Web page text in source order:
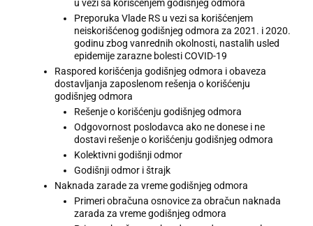
u vezi sa korišćenjem godišnjeg odmora
Preporuka Vlade RS u vezi sa korišćenjem
neiskorišćenog godišnjeg odmora za 2021. i 2020.
godinu zbog vanrednih okolnosti, nastalih usled
epidemije zarazne bolesti COVID-19
Raspored korišćenja godišnjeg odmora i obaveza
dostavljanja zaposlenom rešenja o korišćenju
godišnjeg odmora
Rešenje o korišćenju godišnjeg odmora
Odgovornost poslodavca ako ne donese i ne
dostavi rešenje o korišćenju godišnjeg odmora
Kolektivni godišnji odmor
Godišnji odmor i štrajk
Naknada zarade za vreme godišnjeg odmora
Primeri obračuna osnovice za obračun naknada
zarada za vreme godišnjeg odmora